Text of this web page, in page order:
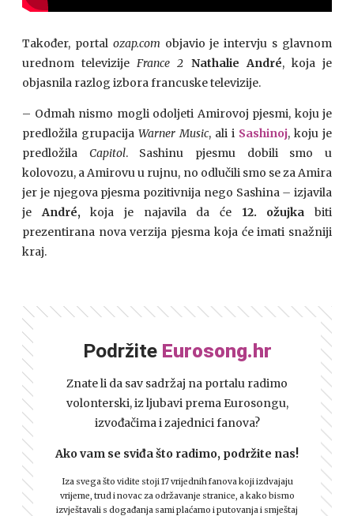
Također, portal ozap.com objavio je intervju s glavnom
urednom televizije France 2 Nathalie André, koja je
objasnila razlog izbora francuske televizije.
– Odmah nismo mogli odoljeti Amirovoj pjesmi, koju je
predložila grupacija Warner Music, ali i Sashinoj, koju je
predložila Capitol. Sashinu pjesmu dobili smo u
kolovozu, a Amirovu u rujnu, no odlučili smo se za Amira
jer je njegova pjesma pozitivnija nego Sashina – izjavila
je André,koja je najavila da će 12. ožujkabiti
prezentirana nova verzija pjesma koja će imati snažniji
kraj.
Podržite Eurosong.hr
Znate li da sav sadržaj na portalu radimo
volonterski, iz ljubavi prema Eurosongu,
izvođačima i zajednici fanova?
Ako vam se sviđa što radimo, podržite nas!
Iza svega što vidite stoji 17 vrijednih fanova koji izdvajaju
vrijeme, trud i novac za održavanje stranice, a kako bismo
izvještavali s događanja sami plaćamo i putovanja i smještaj